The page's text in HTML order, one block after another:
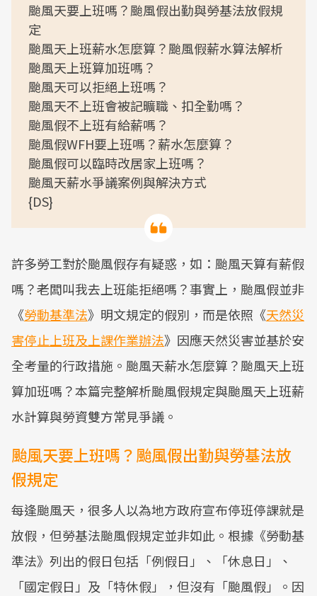
颱風天要上班嗎？颱風假出勤與勞基法放假規
定
颱風天上班薪水怎麼算？颱風假薪水算法解析
颱風天上班算加班嗎？
颱風天可以拒絕上班嗎？
颱風天不上班會被記曠職、扣全勤嗎？
颱風假不上班有給薪嗎？
颱風假WFH要上班嗎？薪水怎麼算？
颱風假可以臨時改居家上班嗎？
颱風天薪水爭議案例與解決方式
{DS}
許多勞工對於颱風假存有疑惑，如：颱風天算有薪假
嗎？老闆叫我去上班能拒絕嗎？事實上，颱風假並非
《勞動基準法》明文規定的假別，而是依照《天然災
害停止上班及上課作業辦法》因應天然災害並基於安
全考量的行政措施。颱風天薪水怎麼算？颱風天上班
算加班嗎？本篇完整解析颱風假規定與颱風天上班薪
水計算與勞資雙方常見爭議。
颱風天要上班嗎？颱風假出勤與勞基法放
假規定
每逢颱風天，很多人以為地方政府宣布停班停課就是
放假，但勞基法颱風假規定並非如此。根據《勞動基
準法》列出的假日包括「例假日」、「休息日」、
「國定假日」及「特休假」，但沒有「颱風假」。因